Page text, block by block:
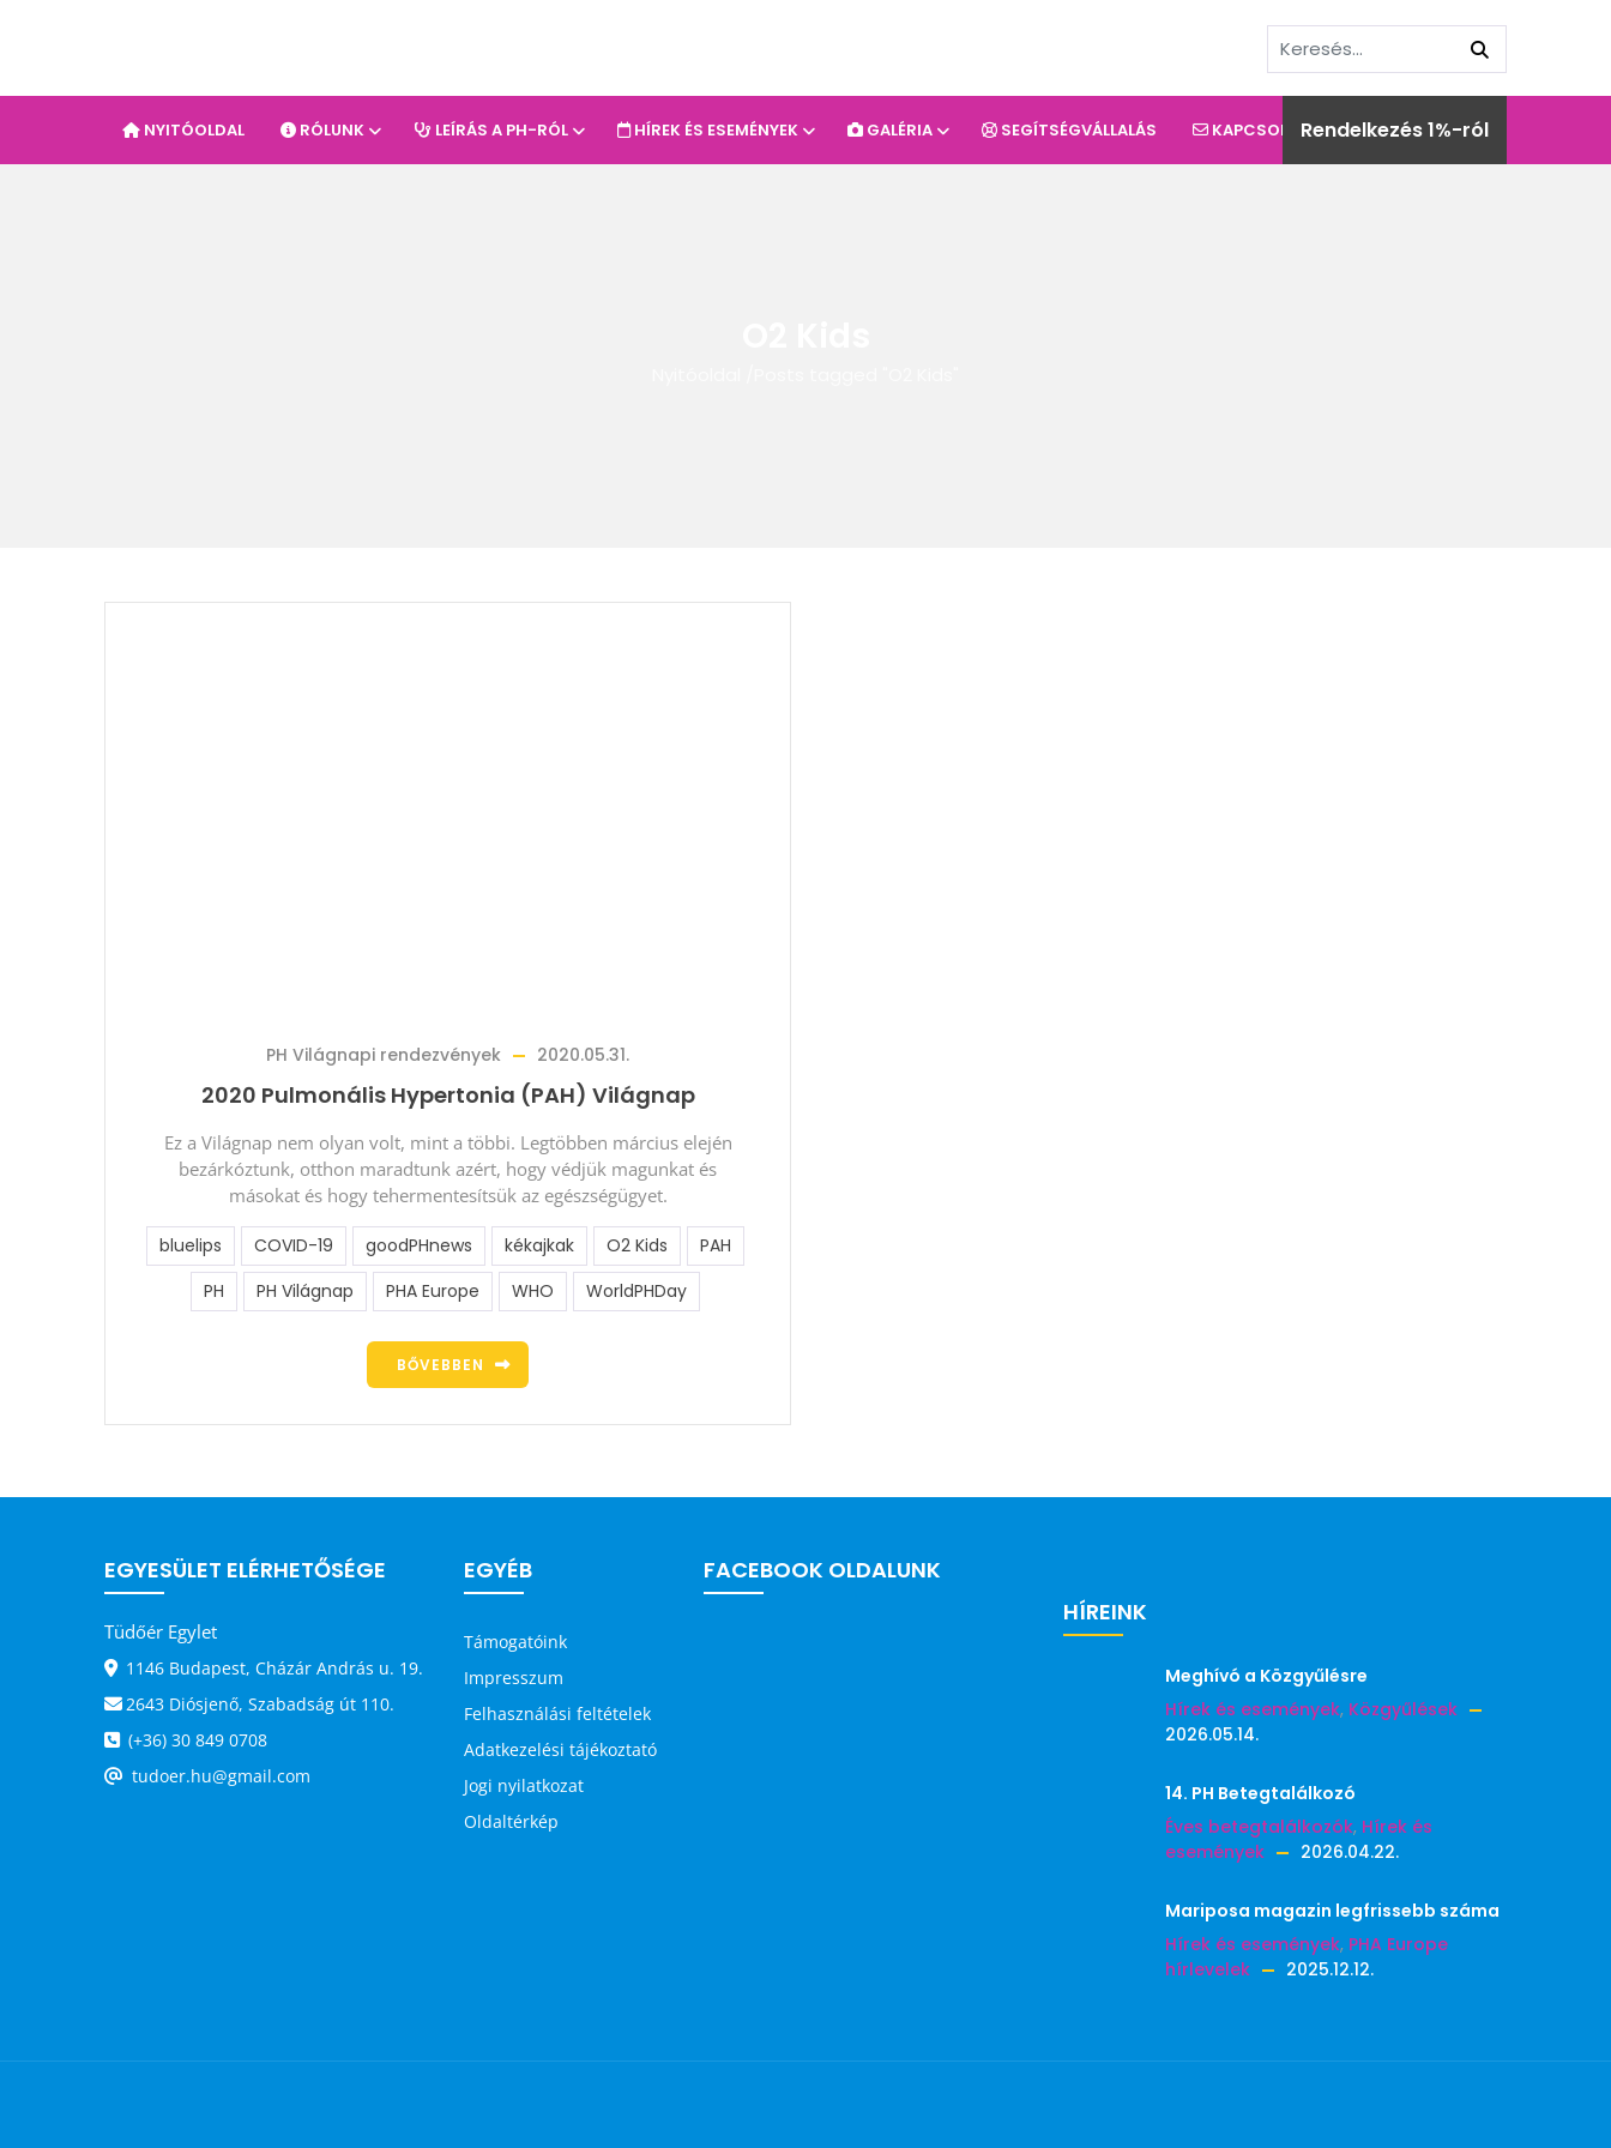
NYITÓOLDAL RÓLUNK LEÍRÁS A PH-RÓL HÍREK ÉS ESEMÉNYEK GALÉRIA SEGÍTSÉGVÁLLALÁS KAPCSOLATRendelkezés 1%-ról
PH Világnapi rendezvények 2020.05.31.
2020 Pulmonális Hypertonia (PAH) Világnap
Ez a Világnap nem olyan volt, mint a többi. Legtöbben március elején
bezárkóztunk, otthon maradtunk azért, hogy védjük magunkat és
másokat és hogy tehermentesítsük az egészségügyet.
bluelips COVID-19 goodPHnews kékajkak O2 Kids
PAH
PH
PH Világnap PHA Europe WHO WorldPHDay
BŐVEBBEN
EGYESÜLET ELÉRHETŐSÉGE
Tüdőér Egylet
1146 Budapest, Cházár András u. 19.
2643 Diósjenő, Szabadság út 110.
(+36) 30 849 0708
tudoer.hu@gmail.com
EGYÉB
Támogatóink
Impresszum
Felhasználási feltételek
Adatkezelési tájékoztató
Jogi nyilatkozat
Oldaltérkép
FACEBOOK OLDALUNK
HÍREINK
Meghívó a Közgyűlésre
Hírek és események, Közgyűlések
2026.05.14.
14. PH Betegtalálkozó
Éves betegtalálkozók, Hírek és
események
2026.04.22.
Mariposa magazin legfrissebb száma
Hírek és események, PHA Europe
hírlevelek
2025.12.12.